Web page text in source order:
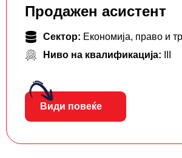
Продажен асистент
Сектор: Економија, право и
Ниво на квалификација:
Види повеќе